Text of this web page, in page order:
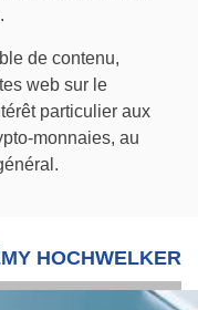
de contenu,
web sur le
particulier aux
monnaies, au
HOCHWELKER